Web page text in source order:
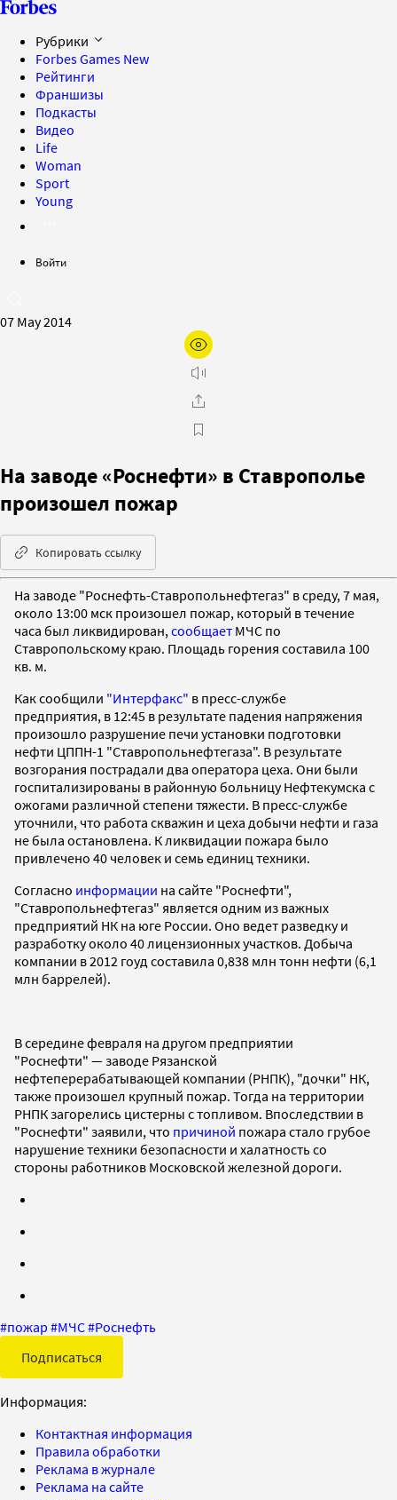
Рубрики
Forbes Games New
Рейтинги
Франшизы
Подкасты
Видео
Life
Woman
Sport
Young
Войти
07 May 2014
На заводе «Роснефти» в Ставрополье
произошел пожар
Копировать ссылку
На заводе "Роснефть-Ставропольнефтегаз" в среду, 7 мая,
около 13:00 мск произошел пожар, который в течение
часа был ликвидирован, сообщает МЧС по
Ставропольскому краю. Площадь горения составила 100
кв. м.
Как сообщили "Интерфакс" в пресс-службе
предприятия, в 12:45 в результате падения напряжения
произошло разрушение печи установки подготовки
нефти ЦППН-1 "Ставропольнефтегаза". В результате
возгорания пострадали два оператора цеха. Они были
госпитализированы в районную больницу Нефтекумска с
ожогами различной степени тяжести. В пресс-службе
уточнили, что работа скважин и цеха добычи нефти и газа
не была остановлена. К ликвидации пожара было
привлечено 40 человек и семь единиц техники.
Согласно информации на сайте "Роснефти",
"Ставропольнефтегаз" является одним из важных
предприятий НК на юге России. Оно ведет разведку и
разработку около 40 лицензионных участков. Добыча
компании в 2012 гоуд составила 0,838 млн тонн нефти (6,1
млн баррелей).
В середине февраля на другом предприятии
"Роснефти" — заводе Рязанской
нефтеперерабатывающей компании (РНПК), "дочки" НК,
также произошел крупный пожар. Тогда на территории
РНПК загорелись цистерны с топливом. Впоследствии в
"Роснефти" заявили, что причиной пожара стало грубое
нарушение техники безопасности и халатность со
стороны работников Московской железной дороги.
#пожар #МЧС#Роснефть
Подписаться
Информация:
Контактная информация
Правила обработки
Реклама в журнале
Реклама на сайте